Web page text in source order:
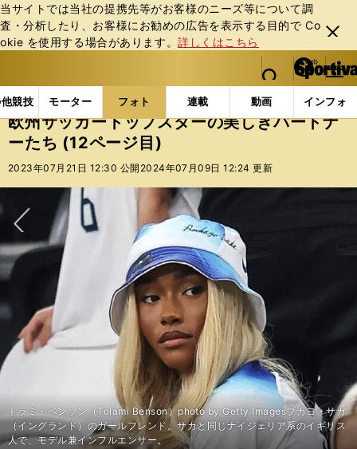
当サイトでは当社の提携先等がお客様のニーズ等について調
査・分析したり、お客様にお勧めの広告を表⽰する⽬的で Co
okie を使⽤する場合があります。詳しくはこちら
閉じ
る
web Sportiva (webスポルティーバ)
検索
マイペ
ー
ジ
メニュ
競技 モーター フォト 連載 動画 インフォ
b
ス
ポ
ル
バ
フォトギャラリー 欧州サッカートップスターの美しき
欧州サッカートップスターの美しきパートナ
ーたち (12ページ目)
2023年07月21日 12:30 公開 2024年07月09日 12:24 更新
次へ
トラミ・ベンソン（Tolami Benson）photo by Getty Imagesブカヨ・サカ
（イングランド）のガールフレンド。サカと同じナイジェリア系のイギリス
人で、モデル兼インフルエンサー。
前へ